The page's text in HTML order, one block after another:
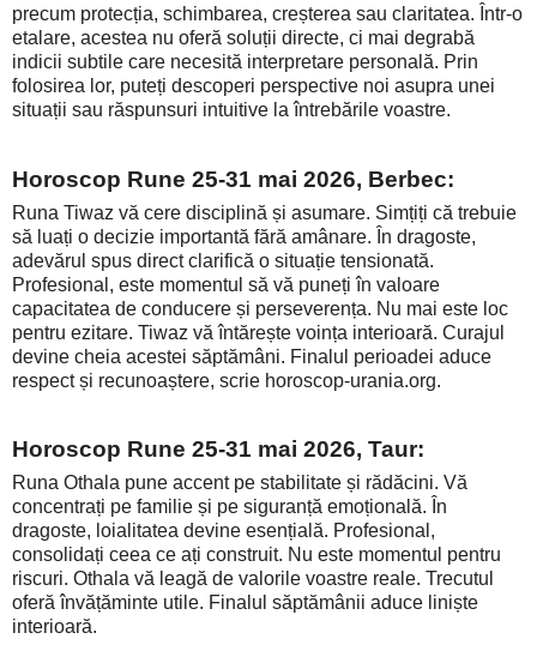
precum protecția, schimbarea, creșterea sau claritatea. Într-o
etalare, acestea nu oferă soluții directe, ci mai degrabă
indicii subtile care necesită interpretare personală. Prin
folosirea lor, puteți descoperi perspective noi asupra unei
situații sau răspunsuri intuitive la întrebările voastre.
Horoscop Rune 25-31 mai 2026, Berbec:
Runa Tiwaz vă cere disciplină și asumare. Simțiți că trebuie
să luați o decizie importantă fără amânare. În dragoste,
adevărul spus direct clarifică o situație tensionată.
Profesional, este momentul să vă puneți în valoare
capacitatea de conducere și perseverența. Nu mai este loc
pentru ezitare. Tiwaz vă întărește voința interioară. Curajul
devine cheia acestei săptămâni. Finalul perioadei aduce
respect și recunoaștere, scrie horoscop-urania.org.
Horoscop Rune 25-31 mai 2026, Taur:
Runa Othala pune accent pe stabilitate și rădăcini. Vă
concentrați pe familie și pe siguranță emoțională. În
dragoste, loialitatea devine esențială. Profesional,
consolidați ceea ce ați construit. Nu este momentul pentru
riscuri. Othala vă leagă de valorile voastre reale. Trecutul
oferă învățăminte utile. Finalul săptămânii aduce liniște
interioară.